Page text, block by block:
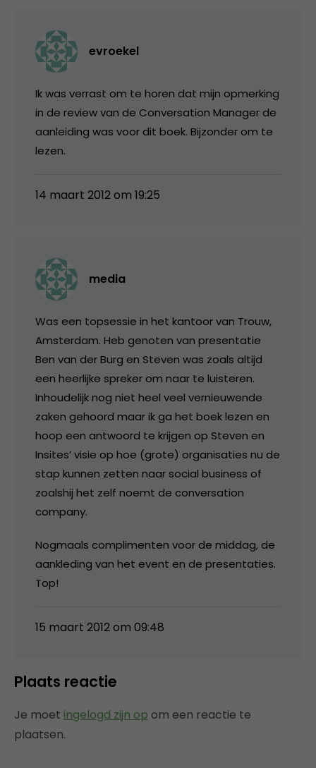
evroekel
Ik was verrast om te horen dat mijn opmerking
in de review van de Conversation Manager de
aanleiding was voor dit boek. Bijzonder om te
lezen.
14 maart 2012 om 19:25
media
Was een topsessie in het kantoor van Trouw,
Amsterdam. Heb genoten van presentatie
Ben van der Burg en Steven was zoals altijd
een heerlijke spreker om naar te luisteren.
Inhoudelijk nog niet heel veel vernieuwende
zaken gehoord maar ik ga het boek lezen en
hoop een antwoord te krijgen op Steven en
Insites’ visie op hoe (grote) organisaties nu de
stap kunnen zetten naar social business of
zoalshij het zelf noemt de conversation
company.
Nogmaals complimenten voor de middag, de
aankleding van het event en de presentaties.
Top!
15 maart 2012 om 09:48
Plaats reactie
Je moet ingelogd zijn op om een reactie te
plaatsen.